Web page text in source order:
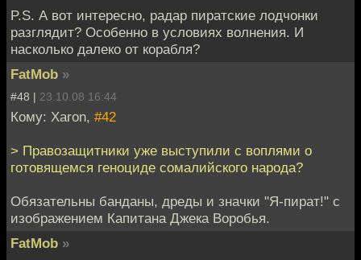
P.S. А вот интересно, радар пиратские лодчонки
разглядит? Особенно в условиях волнения. И
насколько далеко от корабля?
FatMob »
#48 | 23.10.08 16:44
Кому: Xaron, #42
> Правозащитники уже выступили с воплями о
готовящемся геноциде сомалийского народа?
Обязательны банданы, дреды и значки "Я-пират!" с
изображением Капитана Джека Воробья.
FatMob »